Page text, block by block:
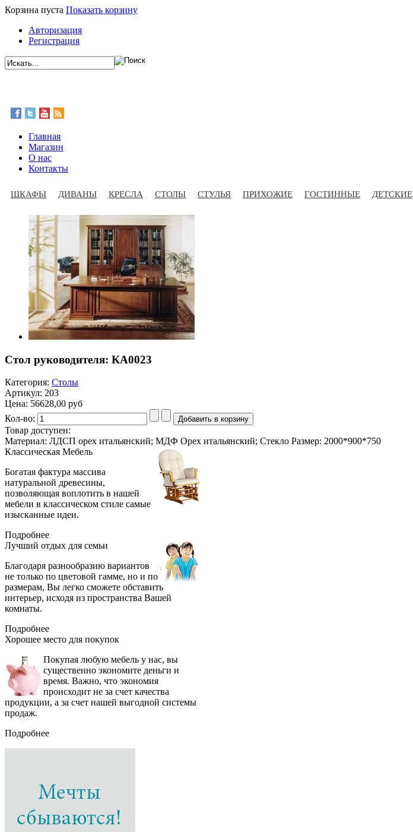
Корзина пуста Показать корзину
Авторизация
Регистрация
Главная
Магазин
О нас
Контакты
ШКАФЫ ДИВАНЫ КРЕСЛА СТОЛЫ СТУЛЬЯ ПРИХОЖИЕ ГОСТИННЫЕ ДЕТСКИЕ
Стол руководителя: КА0023
Категория: Столы
Артикул: 203
Цена: 56628,00 руб
Кол-во:
Товар доступен:
Материал: ЛДСП орех итальянский; МДФ Орех итальянский; Стекло Размер: 2000*900*750
Классическая Мебель
Богатая фактура массива
натуральной древесины,
позволяющая воплотить в нашей
мебели в классическом стиле самые
изысканные идеи.
Подробнее
Лучший отдых для семьи
Благодаря разнообразию вариантов
не только по цветовой гамме, но и по
размерам, Вы легко сможете обставить
интерьер, исходя из пространства Вашей
комнаты.
Подробнее
Хорошее место для покупок
Покупая любую мебель у нас, вы
существенно экономите деньги и
время. Важно, что экономия
происходит не за счет качества
продукции, а за счет нашей выгодной системы
продаж.
Подробнее